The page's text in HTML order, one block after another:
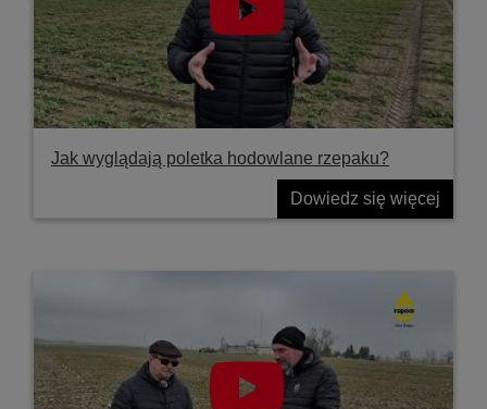
Jak wyglądają poletka hodowlane rzepaku?
Dowiedz się więcej